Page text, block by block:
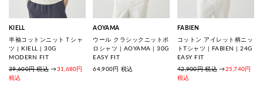
KIELL
半袖コットンニットＴシャ
ツ | KIELL | 30G
MODERN FIT
39,600円 税込 →31,680円
税込
AOYAMA
ウール クラシックニットポ
ロシャツ | AOYAMA | 30G
EASY FIT
64,900円 税込
FABIEN
コットン アイレット柄ニッ
トTシャツ | FABIEN | 24G
EASY FIT
42,900円 税込→25,740円
税込